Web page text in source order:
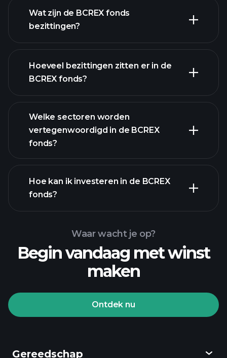
grafiek
bezittingen
Wat zijn de BCREX fonds
bezittingen?
bezittingen
Hoeveel bezittingen zitten er in de
BCREX fonds?
bezittingen
Welke sectoren worden
vertegenwoordigd in de BCREX
fonds?
Hoe kan ik investeren in de BCREX
fonds?
Waar wacht je op?
Begin vandaag met winst
maken
Ontdek nu
Gereedschap